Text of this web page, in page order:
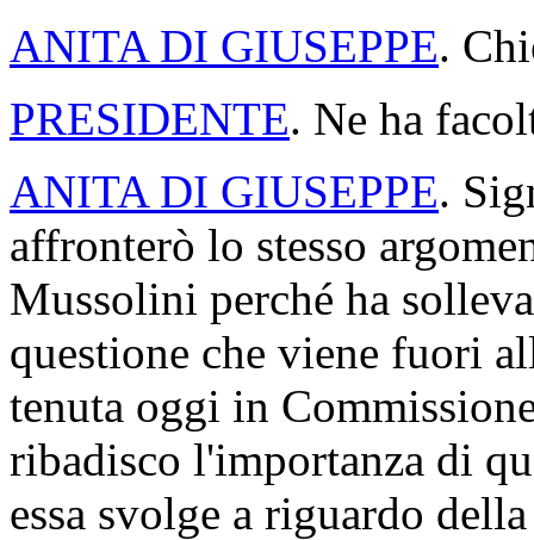
ANITA DI GIUSEPPE.
PRESIDENTE. Ne ha
ANITA DI GIUSEPPE.
affronterò lo stesso
Mussolini perché ha
questione che viene fuori
tenuta oggi in
ribadisco l'importanza di
essa svolge a riguardo